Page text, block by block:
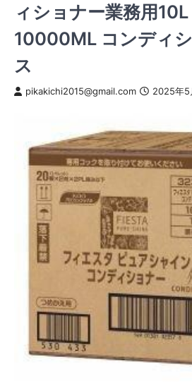
ィショナー業務用
10000ML コンディ
ス
pikakichi2015@gmail.com 2025年5